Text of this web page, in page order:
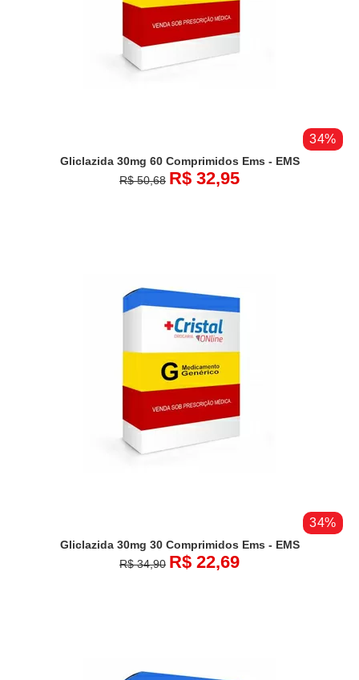
34%
Gliclazida 30mg 60 Comprimidos Ems - EMS
R$ 50,68 R$ 32,95
34%
Gliclazida 30mg 30 Comprimidos Ems - EMS
R$ 34,90 R$ 22,69